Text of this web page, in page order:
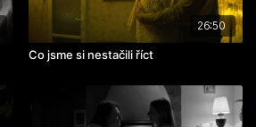
26:50
Co jsme si nestačili říct